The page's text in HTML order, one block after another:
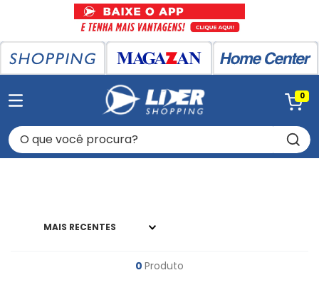
0
O que você procura?
MAIS RECENTES
0 Produto